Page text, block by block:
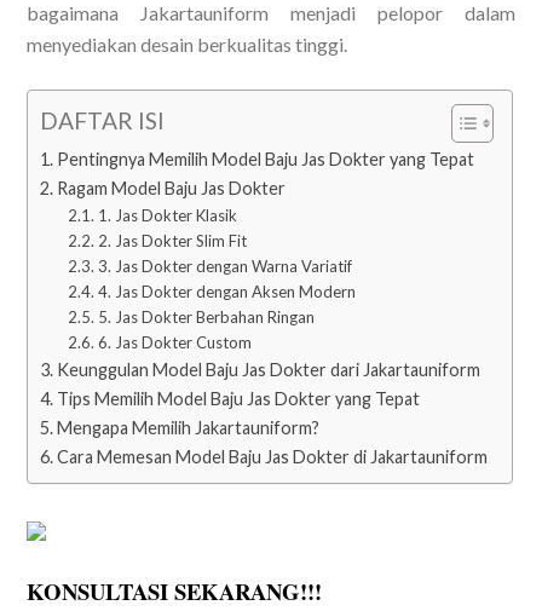
bagaimana Jakartauniform menjadi pelopor dalam
menyediakan desain berkualitas tinggi.
DAFTAR ISI
Pentingnya Memilih Model Baju Jas Dokter yang Tepat
Ragam Model Baju Jas Dokter
1. Jas Dokter Klasik
2. Jas Dokter Slim Fit
3. Jas Dokter dengan Warna Variatif
4. Jas Dokter dengan Aksen Modern
5. Jas Dokter Berbahan Ringan
6. Jas Dokter Custom
Keunggulan Model Baju Jas Dokter dari Jakartauniform
Tips Memilih Model Baju Jas Dokter yang Tepat
Mengapa Memilih Jakartauniform?
Cara Memesan Model Baju Jas Dokter di Jakartauniform
KONSULTASI SEKARANG!!!